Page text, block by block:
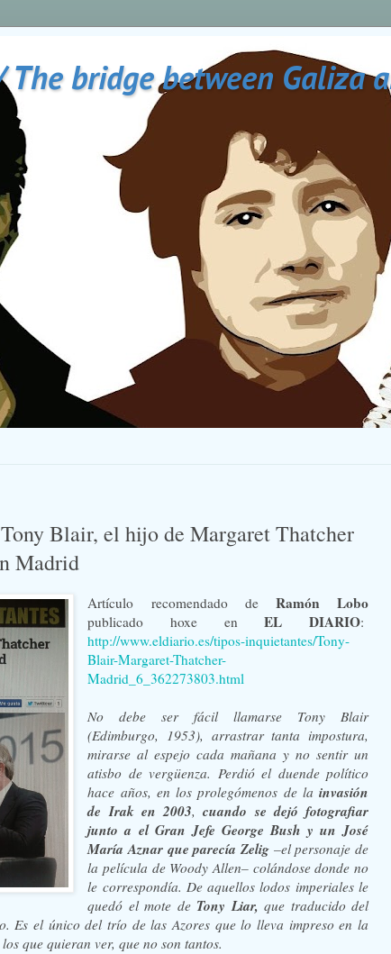
bridge between Galiza
Blair, el hijo de Margaret Thatcher
Madrid
Artículo recomendado de Ramón Lobo
publicado hoxe enEL DIARIO:
http://www.eldiario.es/tipos-inquietantes/Tony-
Blair-Margaret-Thatcher-
Madrid_6_362273803.html
No debe ser fácil llamarse Tony Blair
(Edimburgo, 1953), arrastrar tanta impostura,
mirarse al espejo cada mañana y no sentir un
atisbo de vergüenza. Perdió el duende político
hace años, en los prolegómenos de la invasión
de Irak en 2003,cuando se dejó fotografiar
junto a el Gran Jefe George Bush y un José
María Aznar que parecíaZelig –el personaje de
la película de Woody Allen– colándose donde no
le correspondía. De aquellos lodos imperiales le
quedó el mote de Tony Liar, que traducido del
Es el único del trío de las Azores que lo lleva impreso en la
que quieran ver, que no son tantos.